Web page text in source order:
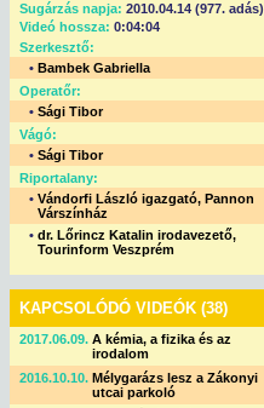
Sugárzás napja: 2010.04.14 (977. adás)
Videó hossza: 0:04:04
Szerkesztő:
• Bambek Gabriella
Operatőr:
• Sági Tibor
Vágó:
• Sági Tibor
Riportalany:
• Vándorfi László igazgató, Pannon
Várszínház
• dr. Lőrincz Katalin irodavezető,
Tourinform Veszprém
KAPCSOLÓDÓ VIDEÓK (38)
2017.06.09. A kémia, a fizika és az
irodalom
2016.10.10. Mélygarázs lesz a Zákonyi
utcai parkoló